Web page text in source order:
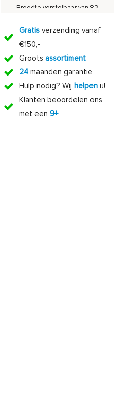
Breedte verstelbaar van 83
Gratis verzending vanaf
€150,-
Groots assortiment
24 maanden garantie
Hulp nodig? Wij helpen u!
Klanten beoordelen ons
met een 9+